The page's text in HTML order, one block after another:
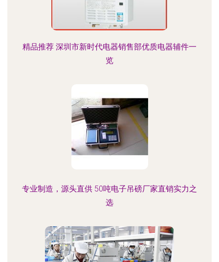
精品推荐 深圳市新时代电器销售部优质电器辅件一
览
专业制造，源头直供 50吨电子吊磅厂家直销实力之
选